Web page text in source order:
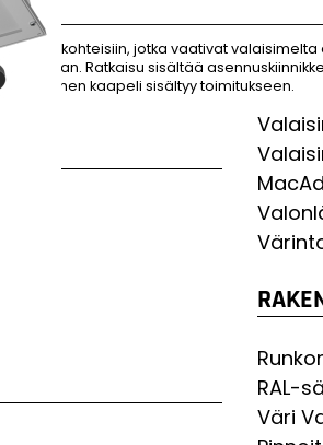
jotka vaativat
Ratkaisu sisältää
välinen kaapeli sisältyy toimitukseen.
RAL-
Väri